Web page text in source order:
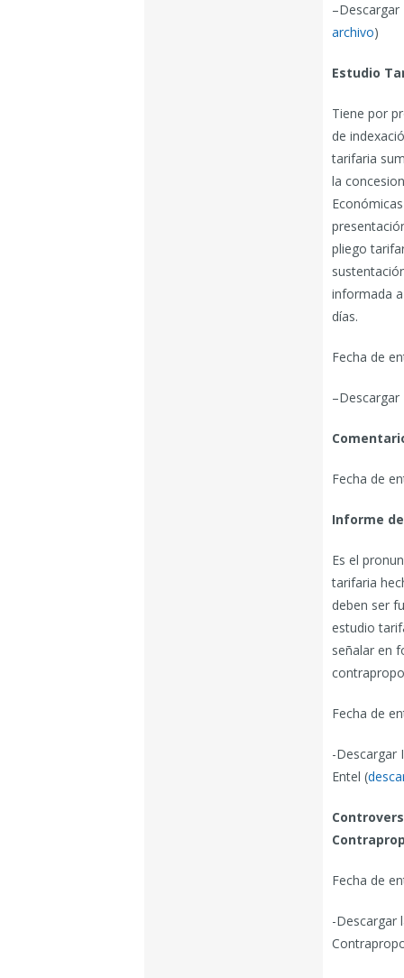
archivo)
Estudio
Tiene por
de
tarifaria
la
pliego
informada
días.
Fecha de
Fecha de
Informe
Es el
tarifaria
deben ser
estudio
señalar en
Fecha de
-Descargar
Entel (
Fecha de
-Descargar